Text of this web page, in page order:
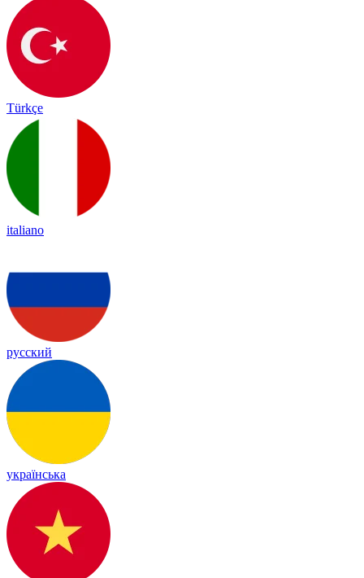
Türkçe
italiano
русский
українська